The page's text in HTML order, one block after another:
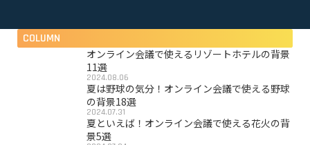
COLUMN
オンライン会議で使えるリゾートホテルの背景
11選
2024.08.06
夏は野球の気分！オンライン会議で使える野球
の背景18選
2024.07.31
夏といえば！オンライン会議で使える花火の背
景5選